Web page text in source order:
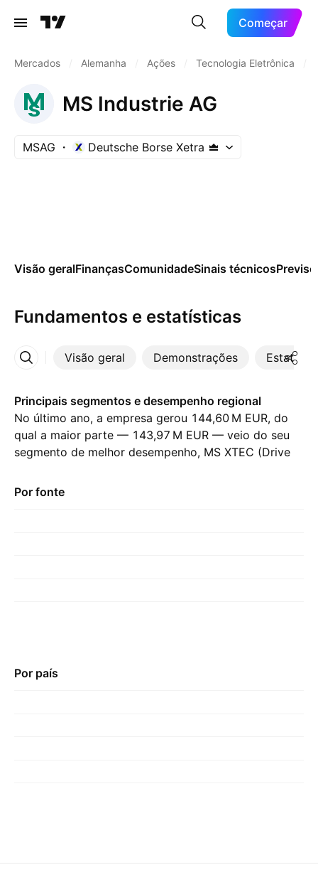
Começar
Mercados Alemanha Ações Tecnologia Eletrônica
MS Industrie AG
MSAG Deutsche Borse Xetra
Visão geralFinançasComunidadeSinais técnicos
Fundamentos e estatísticas
Visão geral Demonstrações
Mais
Principais segmentos e desempenho regional
No último ano, a empresa gerou ‪144,60 M‬ EUR, do
qual a maior parte — ‪143,97 M‬ EUR — veio do seu
segmento de melhor desempenho, MS XTEC (Drive
ano anterior. A maior contribuição veio de Alemanha,
Por fonte
Por país